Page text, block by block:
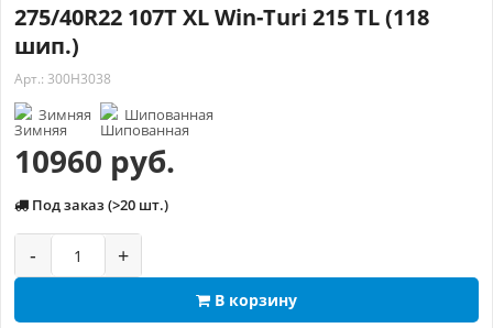
275/40R22 107T XL Win-Turi 215 TL (118
шип.)
Арт.: 300H3038
Зимняя Шипованная
10960 руб.
Под заказ (>20 шт.)
- +
В корзину